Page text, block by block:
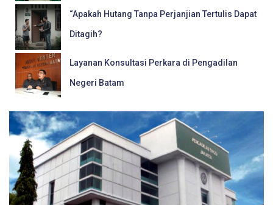
“Apakah Hutang Tanpa Perjanjian Tertulis Dapat
Ditagih?
Layanan Konsultasi Perkara di Pengadilan
Negeri Batam